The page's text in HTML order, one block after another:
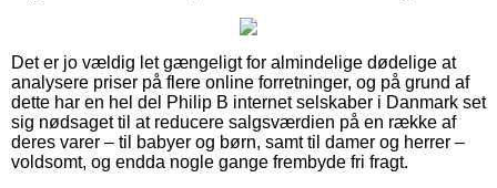
Det er jo vældig let gængeligt for almindelige dødelige at
analysere priser på flere online forretninger, og på grund af
dette har en hel del Philip B internet selskaber i Danmark set
sig nødsaget til at reducere salgsværdien på en række af
deres varer – til babyer og børn, samt til damer og herrer –
voldsomt, og endda nogle gange frembyde fri fragt.